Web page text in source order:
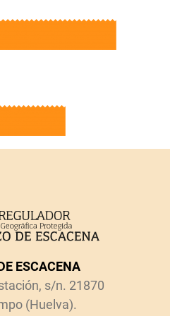
ESCACENA
s/n. 21870
(Huelva).